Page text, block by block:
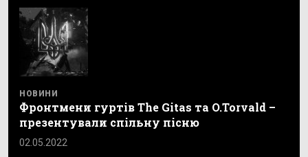
НОВИНИ
Фронтмени гуртів The Gitas та O.Torvald –
презентували спільну пісню
02.05.2022